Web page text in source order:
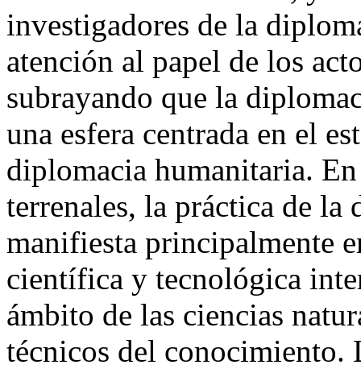
investigadores de la
atención al papel de los
subrayando que la
una esfera centrada en el
diplomacia humanitaria.
terrenales, la práctica de la
manifiesta principalmente
científica y tecnológica
ámbito de las ciencias
técnicos del conocimiento.